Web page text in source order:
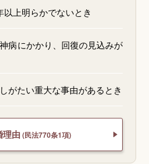
上明らかでないとき
病にかかり、回復の見込みが
がたい重大な事由があるとき
理由 (民法770条1項)